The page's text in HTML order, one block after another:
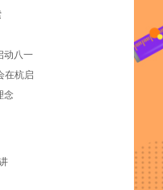
动八一
在杭启
念